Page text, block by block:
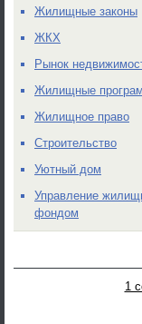
Жилищные законы
ЖКХ
Рынок
Жилищные
Жилищное право
Строительство
Уютный дом
Управление
фондом
1